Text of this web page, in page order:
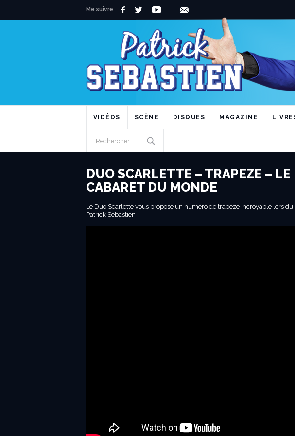
Me suivre
VIDÉOS SCÈNE DISQUES MAGAZINE
DUO SCARLETTE – TRAPEZE –
CABARET DU MONDE
Le Duo Scarlette vous propose un numéro de trapeze incroyable lors
Patrick Sébastien